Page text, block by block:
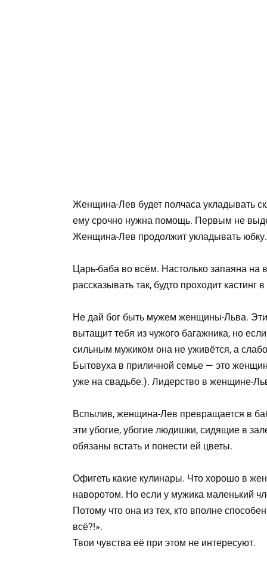
Женщина-Лев будет полчаса укладывать
ему срочно нужна помощь. Первым не
Женщина-Лев продолжит укладывать
Царь-баба во всём. Настолько запаяна на
рассказывать так, будто проходит кастинг
Не дай бог быть мужем женщины-Льва.
вытащит тебя из чужого багажника, но
сильным мужиком она не уживётся, а
Бытовуха в приличной семье — это
уже на свадьбе.). Лидерство в женщине-
Вспылив, женщина-Лев превращается в
эти убогие, убогие людишки, сидящие в
обязаны встать и понести ей цветы.
Офигеть какие кулинары. Что хорошо в
наворотом. Но если у мужика маленький
Потому что она из тех, кто вполне
всё?!».
Твои чувства её при этом не интересуют.